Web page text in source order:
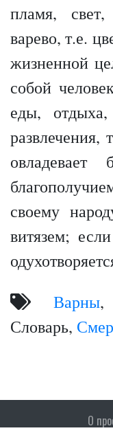
пламя,
варево, т.е.
жизненной
собой
еды,
развлечения,
своему
витязем;
Варны,
Словарь,
О